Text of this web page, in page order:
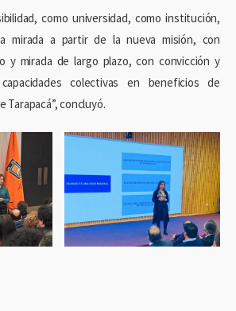
como universidad, como institución,
mirada a partir de la nueva misión, con
y mirada de largo plazo, con convicción y
colectivas en beneficios de
Tarapacá”, concluyó.